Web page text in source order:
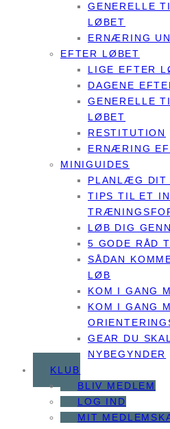
GENERELLE
LØBET
ERNÆRING
EFTER LØBET
LIGE EFTER
DAGENE
GENERELLE
LØBET
RESTITUTION
ERNÆRING
MINIGUIDES
PLANLÆG DIT
TIPS TIL ET
LØB DIG
5 GODE RÅD
SÅDAN
LØB
KOM I GANG
KOM I GANG
GEAR DU
NYBEGYNDER
KLUB
BLIV MEDLEM
LOG IND
MIT